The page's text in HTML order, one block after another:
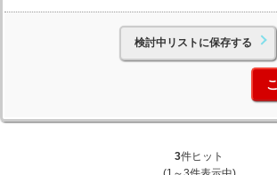
検討中リストに保存する
3件ヒット